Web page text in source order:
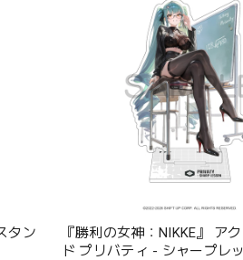
タン
『勝利の女神：NIKKE』 ア
ド プリバティ - シャープレ